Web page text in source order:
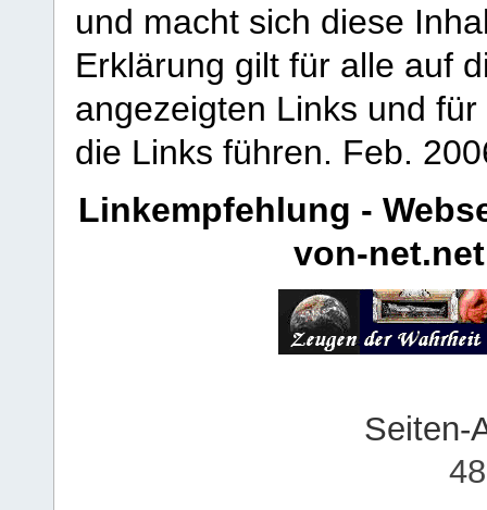
und macht sich diese
Erklärung gilt für alle auf
angezeigten Links und
die Links führen. Feb.
Linkempfehlung -
von-net.net
Seiten-